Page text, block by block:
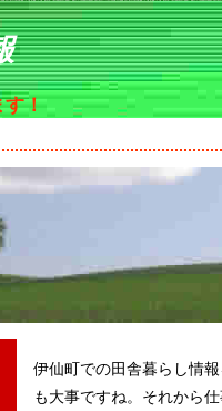
す！
伊仙町での田舎暮らし情
も大事ですね。それから